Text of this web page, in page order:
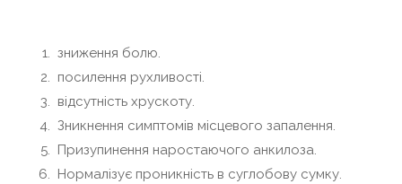
зниження болю.
посилення рухливості.
відсутність хрускоту.
Зникнення симптомів місцевого запалення.
Призупинення наростаючого анкилоза.
Нормалізує проникність в суглобову сумку.